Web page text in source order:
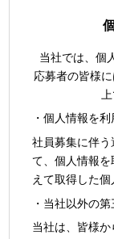
当社では、個
応募者の皆様
・個人情報を
社員募集に伴
て、個人情報
えて取得した個
・当社以外の
当社は、皆様